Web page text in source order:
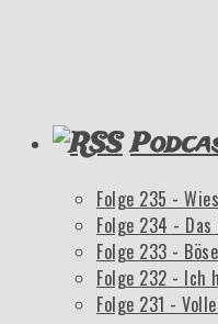
Folge 235 -
Folge 234 -
Folge 233 -
Folge 232 - Ich
Folge 231 -